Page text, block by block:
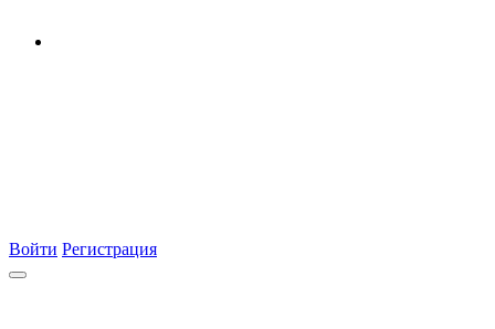
Войти Регистрация